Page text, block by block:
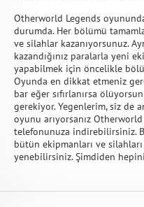
Otherworld Legends
durumda. Her bölümü
ve silahlar kazanıyorsunuz.
kazandığınız paralarla yeni
yapabilmek için öncelikle
Oyunda en dikkat etmeniz
bar eğer sıfırlanırsa
gerekiyor. Yegenlerim, siz de
oyunu arıyorsanız
telefonunuza indirebilirsiniz.
bütün ekipmanları ve
yenebilirsiniz. Şimdiden